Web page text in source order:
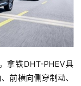
拿铁DHT-PHEV具
前横向侧穿制动、